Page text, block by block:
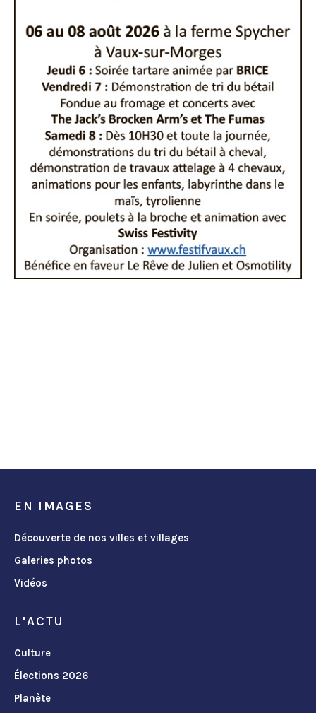
EN IMAGES
Découverte de nos villes et villages
Galeries photos
Vidéos
L'ACTU
Culture
Élections 2026
Planète